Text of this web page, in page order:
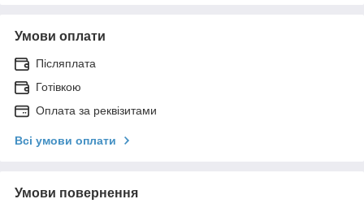
Умови оплати
Післяплата
Готівкою
Оплата за реквізитами
Всі умови оплати
Умови повернення